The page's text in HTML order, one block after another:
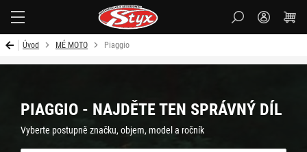
Úvod MÉ MOTO Piaggio
PIAGGIO - NAJDĚTE TEN SPRÁVNÝ DÍL
Vyberte postupně značku, objem, model a ročník